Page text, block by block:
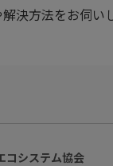
決方法をお伺い
コシステム協会